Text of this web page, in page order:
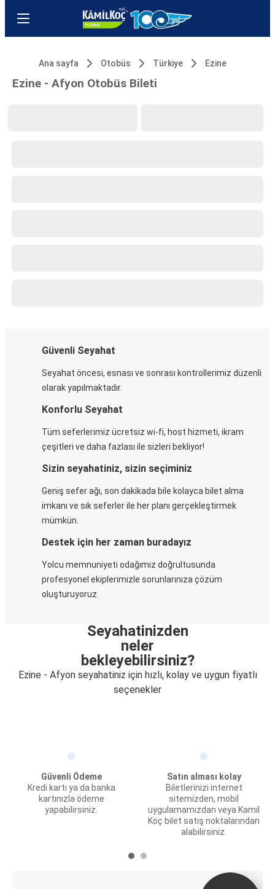
Ana sayfa Otobüs Türkiye Ezine
Ezine - Afyon Otobüs Bileti
Güvenli Seyahat
Seyahat öncesi, esnası ve sonrası kontrollerimiz düzenli
olarak yapılmaktadır.
Konforlu Seyahat
Tüm seferlerimiz ücretsiz wi-fi, host hizmeti, ikram
çeşitleri ve daha fazlası ile sizleri bekliyor!
Sizin seyahatiniz, sizin seçiminiz
Geniş sefer ağı, son dakikada bile kolayca bilet alma
imkanı ve sık seferler ile her planı gerçekleştirmek
mümkün.
Destek için her zaman buradayız
Yolcu memnuniyeti odağımız doğrultusunda
profesyonel ekiplerimizle sorunlarınıza çözüm
oluşturuyoruz.
Seyahatinizden
neler
bekleyebilirsiniz?
Ezine - Afyon seyahatiniz için hızlı, kolay ve uygun fiyatlı
seçenekler
Güvenli Ödeme
Kredi kartı ya da banka
kartınızla ödeme
yapabilirsiniz.
Satın alması kolay
Biletlerinizi internet
sitemizden, mobil
uygulamamızdan veya Kamil
Koç bilet satış noktalarından
alabilirsiniz.